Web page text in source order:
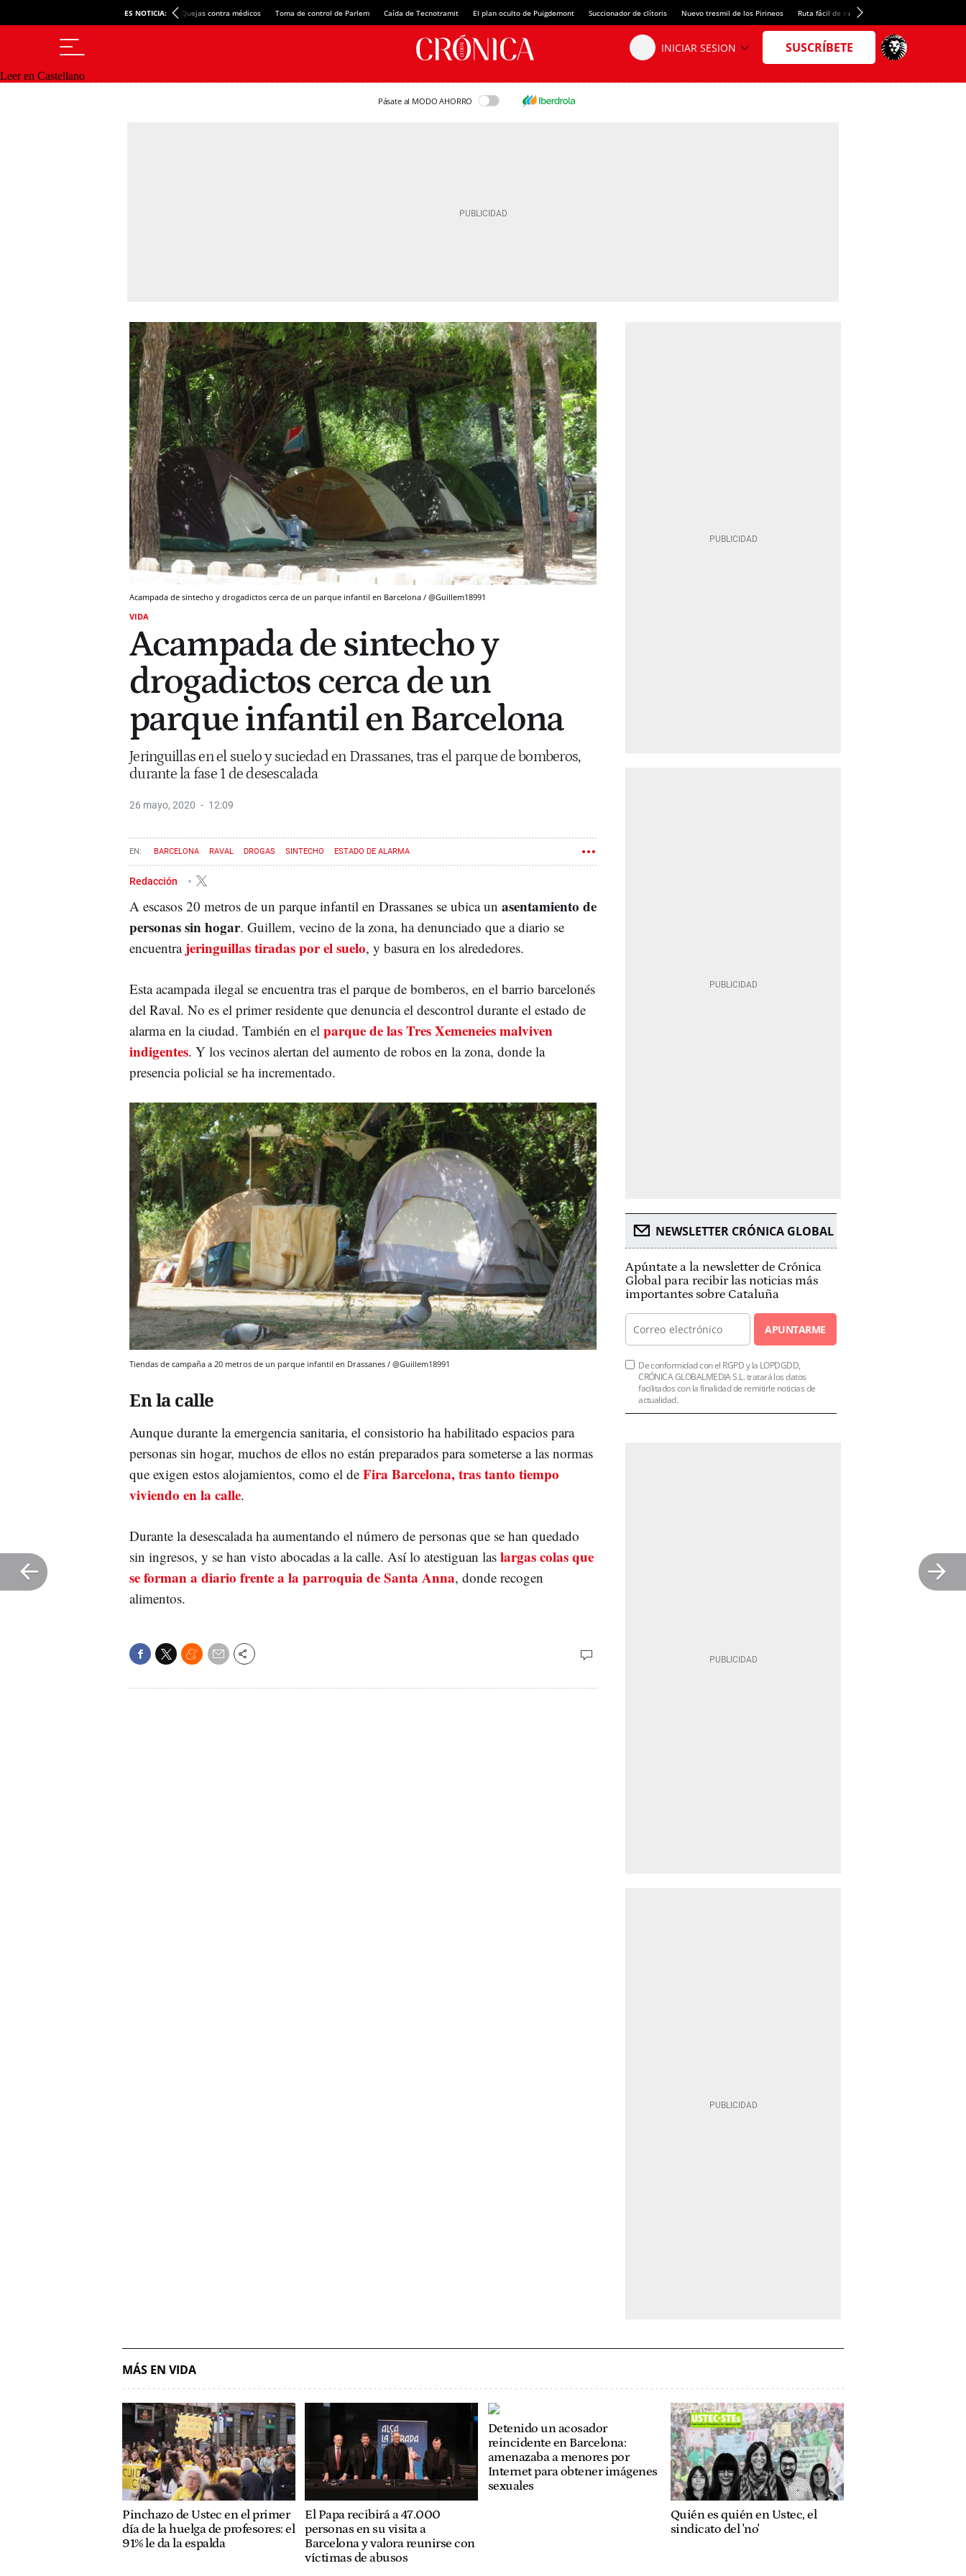
ES NOTICIA: Quejas contra médicos Toma de control de Parlem Caída de Tecnotramit El plan oculto de Puigdemont Succionador de clítoris Nuevo tresmil de los Pirineos Ruta fácil de montaña
Leer en Castellano
Pásate al MODO AHORRO
Acampada de sintecho y drogadictos cerca de un parque infantil en Barcelona / @Guillem18991
VIDA
Acampada de sintecho y
drogadictos cerca de un
parque infantil en Barcelona
Jeringuillas en el suelo y suciedad en Drassanes, tras el parque de bomberos,
durante la fase 1 de desescalada
26 mayo, 2020 12:09
BARCELONA RAVAL DROGAS SINTECHO ESTADO DE ALARMA
Redacción
A escasos 20 metros de un parque infantil en Drassanes se ubica un asentamiento de
personas sin hogar. Guillem, vecino de la zona, ha denunciado que a diario se
encuentra jeringuillas tiradas por el suelo, y basura en los alrededores.
Esta acampada ilegal se encuentra tras el parque de bomberos, en el barrio barcelonés
del Raval. No es el primer residente que denuncia el descontrol durante el estado de
alarma en la ciudad. También en el parque de las Tres Xemeneies malviven
indigentes. Y los vecinos alertan del aumento de robos en la zona, donde la
presencia policial se ha incrementado.
Tiendas de campaña a 20 metros de un parque infantil en Drassanes / @Guillem18991
En la calle
Aunque durante la emergencia sanitaria, el consistorio ha habilitado espacios para
personas sin hogar, muchos de ellos no están preparados para someterse a las normas
que exigen estos alojamientos, como el de Fira Barcelona, tras tanto tiempo
viviendo en la calle.
Durante la desescalada ha aumentando el número de personas que se han quedado
sin ingresos, y se han visto abocadas a la calle. Así lo atestiguan las largas colas que
se forman a diario frente a la parroquia de Santa Anna, donde recogen
alimentos.
NEWSLETTER CRÓNICA GLOBAL
Apúntate a la newsletter de Crónica
Global para recibir las noticias más
importantes sobre Cataluña
APUNTARME
De conformidad con el RGPD y la LOPDGDD,
CRÓNICA GLOBALMEDIA S.L. tratará los datos
facilitados con la finalidad de remitirle noticias de
actualidad.
MÁS EN VIDA
Pinchazo de Ustec en el primer
día de la huelga de profesores: el
91% le da la espalda
El Papa recibirá a 47.000
personas en su visita a
Barcelona y valora reunirse con
víctimas de abusos
Detenido un acosador
reincidente en Barcelona:
amenazaba a menores por
Internet para obtener imágenes
sexuales
Quién es quién en Ustec, el
sindicato del 'no'